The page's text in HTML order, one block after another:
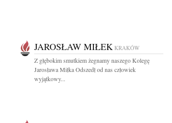
JAROSŁAW MIŁEK KRAKÓW
Z głębokim smutkiem żegnamy naszego Kolegę
Jarosława Miłka Odszedł od nas człowiek
wyjątkowy...